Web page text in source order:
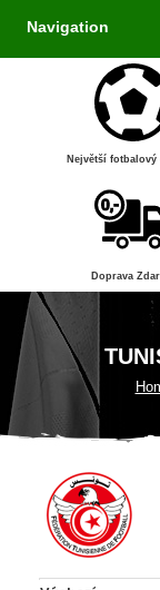
Navigation
Největší fotbalový
Doprava